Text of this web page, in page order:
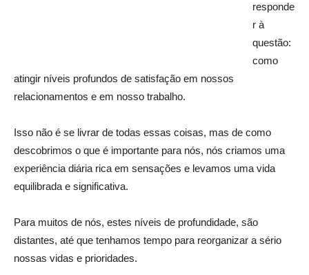
responde
r à
questão:
como
atingir níveis profundos de satisfação em nossos
relacionamentos e em nosso trabalho.
Isso não é se livrar de todas essas coisas, mas de como
descobrimos o que é importante para nós, nós criamos uma
experiência diária rica em sensações e levamos uma vida
equilibrada e significativa.
Para muitos de nós, estes níveis de profundidade, são
distantes, até que tenhamos tempo para reorganizar a sério
nossas vidas e prioridades.